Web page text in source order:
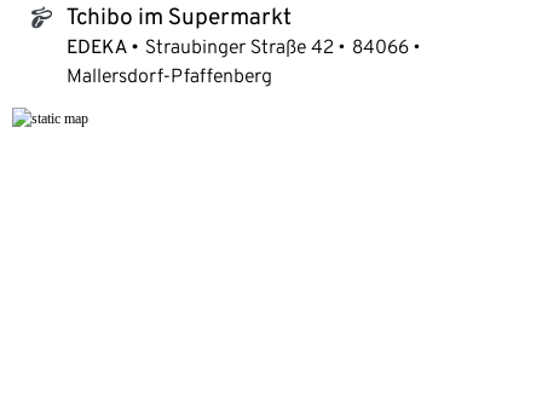
tchibo_logo Tchibo im Supermarkt
EDEKA Straubinger Straße 42
84066
Mallersdorf-Pfaffenberg